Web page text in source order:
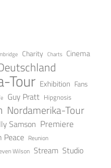
Charity Charts Cinema
Tour Exhibition Fans
Guy Pratt Hipgnosis
Nordamerika-Tour
Samson Premiere
Peace Reunion
Wilson Stream Studio